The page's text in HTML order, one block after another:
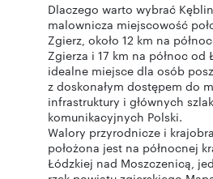
Dlaczego warto wybrać
malownicza miejscowość
Zgierz, około 12 km na
Zgierza i 17 km na północ od
idealne miejsce dla osób
z doskonałym dostępem do
infrastruktury i głównych
komunikacyjnych Polski.
Walory przyrodnicze i
położona jest na północnej
Łódzkiej nad Moszczenicą,